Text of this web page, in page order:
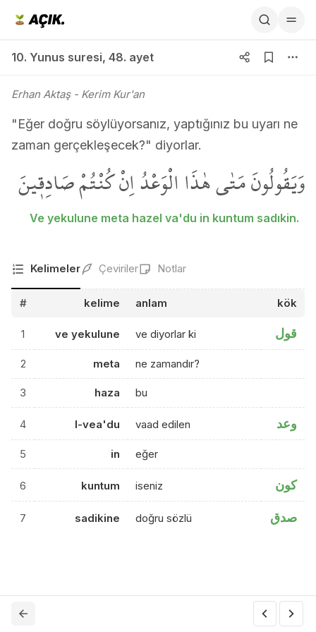
10. Yunus suresi, 48. ayet
Erhan Aktaş- Kerim Kur'an
"Eğer doğru söylüyorsanız, yaptığınız bu uyarı ne
zaman gerçekleşecek?" diyorlar.
وَيَقُولُونَ مَتٰى هٰذَا الْوَعْدُ اِنْ كُنْتُمْ صَادِق۪ينَ
Ve yekulune meta hazel va'du in kuntum sadıkin.
Kelimeler Çeviriler Notlar
# kelime anlam kök
1 ve yekulune ve diyorlar ki قول
2 meta ne zamandır?
3 haza bu
4 l-vea'du vaad edilen وعد
5 in eğer
6 kuntum iseniz كون
7 sadikine doğru sözlü صدق